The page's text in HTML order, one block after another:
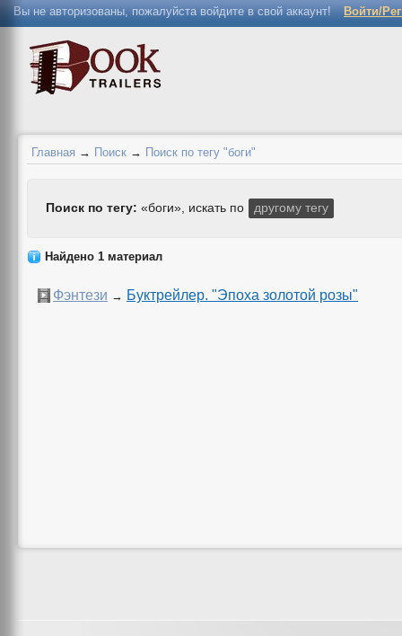
Вы не авторизованы, пожалуйста войдите в свой аккаунт! Войти/
Главная → Поиск → Поиск по тегу "боги"
Поиск по тегу: «боги», искать по другому тегу
Найдено 1 материал
Фэнтези → Буктрейлер. "Эпоха золотой розы"